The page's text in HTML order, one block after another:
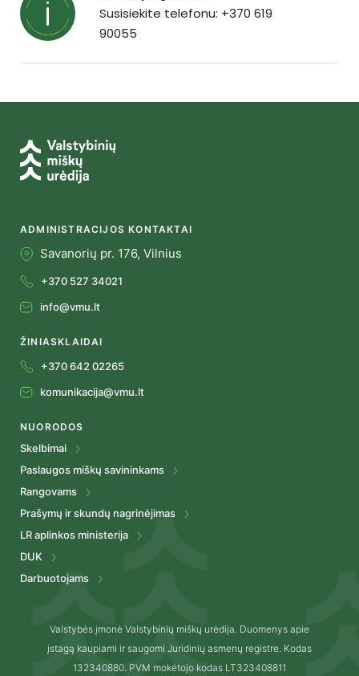
Susisiekite telefonu: +370 619
90055
ADMINISTRACIJOS KONTAKTAI
Savanorių pr. 176, Vilnius
+370 527 34021
info@vmu.lt
ŽINIASKLAIDAI
+370 642 02265
komunikacija@vmu.lt
NUORODOS
Skelbimai
Paslaugos miškų savininkams
Rangovams
Prašymų ir skundų nagrinėjimas
LR aplinkos ministerija
DUK
Darbuotojams
Valstybės įmonė Valstybinių miškų urėdija. Duomenys apie
įstagą kaupiami ir saugomi Juridinių asmenų registre. Kodas
132340880. PVM mokėtojo kodas LT323408811